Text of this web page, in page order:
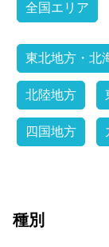
全国エリア
東北地方・北
北陸地方
四国地方
種別